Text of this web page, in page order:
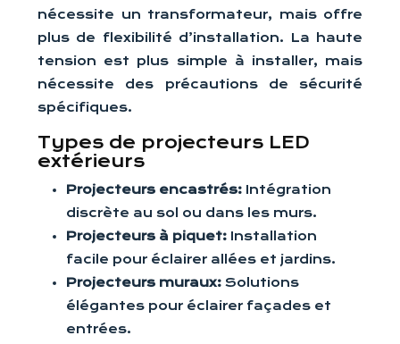
nécessite un transformateur, mais offre
plus de flexibilité d’installation. La haute
tension est plus simple à installer, mais
nécessite des précautions de sécurité
spécifiques.
Types de projecteurs LED
extérieurs
Projecteurs encastrés: Intégration
discrète au sol ou dans les murs.
Projecteurs à piquet: Installation
facile pour éclairer allées et jardins.
Projecteurs muraux: Solutions
élégantes pour éclairer façades et
entrées.